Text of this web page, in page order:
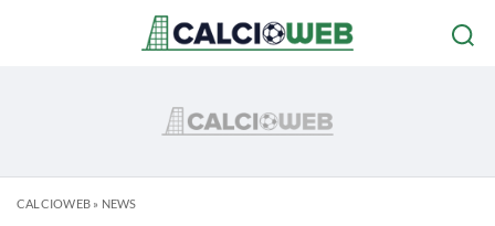
CALCIOWEB» NEWS